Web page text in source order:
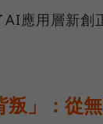
應用層新創
」：從